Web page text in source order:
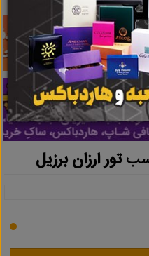
تور ارزان برزیل